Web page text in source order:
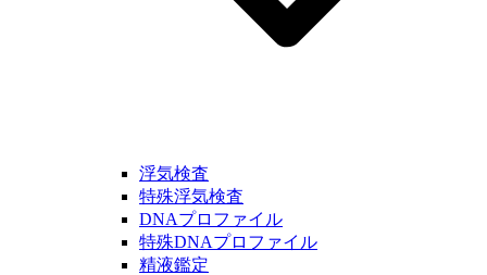
浮気検査
特殊浮気検査
DNAプロファイル
特殊DNAプロファイル
精液鑑定